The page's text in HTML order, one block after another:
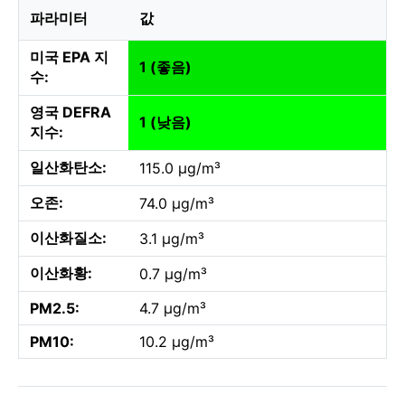
파라미터 값
미국 EPA 지
수:
1 (좋음)
영국 DEFRA
지수:
1 (낮음)
일산화탄소:
115.0 µg/m³
오존:
74.0 µg/m³
이산화질소:
3.1 µg/m³
이산화황:
0.7 µg/m³
PM2.5:
4.7 µg/m³
PM10:
10.2 µg/m³